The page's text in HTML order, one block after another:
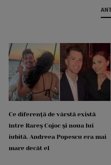
Ce diferență de vârstă există
între Rareș Cojoc și noua lui
iubită. Andreea Popescu era mai
mare decât el